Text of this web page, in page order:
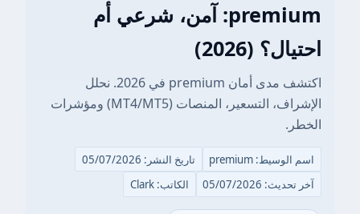
premium: آمن، شرعي أم
احتيال؟ (2026)
اكتشف مدى أمان premium في 2026. نحلل
الإشراف، التسعير، المنصات (MT4/MT5) ومؤشرات
الخطر.
اسم الوسيط: premium
تاريخ النشر: 05/07/2026
آخر تحديث: 05/07/2026
الكاتب: Clark